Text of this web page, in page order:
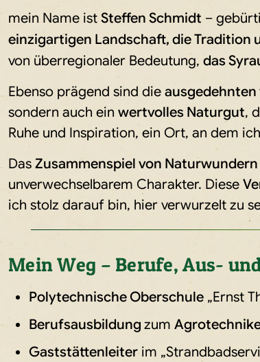
mein Name ist Steffen Schmidt –
einzigartigen Landschaft, die Tradition
von überregionaler Bedeutung, das
Ebenso prägend sind die
sondern auch ein wertvolles Naturgut,
Ruhe und Inspiration, ein Ort, an dem
Das Zusammenspiel von Naturwundern
unverwechselbarem Charakter. Diese
ich stolz darauf bin, hier verwurzelt zu
Mein Weg – Berufe, Aus-
Polytechnische Oberschule „Ernst
Berufsausbildung zum
Gaststättenleiter im